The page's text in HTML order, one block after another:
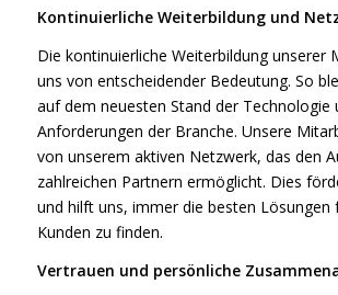
Kontinuierliche Weiterbildung und
Die kontinuierliche Weiterbildung unserer
uns von entscheidender Bedeutung. So
auf dem neuesten Stand der Technologie
Anforderungen der Branche. Unsere
von unserem aktiven Netzwerk, das den
zahlreichen Partnern ermöglicht. Dies
und hilft uns, immer die besten Lösungen
Kunden zu finden.
Vertrauen und persönliche